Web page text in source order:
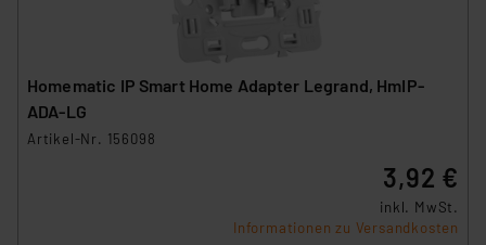
Homematic IP Smart Home Adapter Legrand, HmIP-
ADA-LG
Artikel-Nr. 156098
3,92 €
inkl. MwSt.
Informationen zu Versandkosten